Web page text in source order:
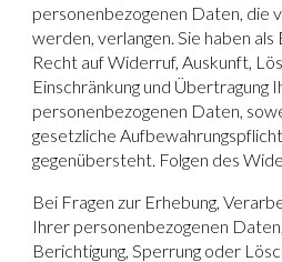
personenbezogenen Daten, die
werden, verlangen. Sie haben
Recht auf Widerruf, Auskunft,
Einschränkung und Übertragung
personenbezogenen Daten,
gesetzliche
gegenübersteht. Folgen des
Bei Fragen zur Erhebung,
Ihrer personenbezogenen
Berichtigung, Sperrung oder